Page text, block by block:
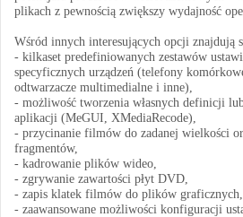
plikach z pewnością zwiększy wydajność
Wśród innych interesujących opcji znajdują
- kilkaset predefiniowanych zestawów
specyficznych urządzeń (telefony
odtwarzacze multimedialne i inne),
- możliwość tworzenia własnych definicji
aplikacji (MeGUI, XMediaRecode),
- przycinanie filmów do zadanej wielkości
fragmentów,
- kadrowanie plików wideo,
- zgrywanie zawartości płyt DVD,
- zapis klatek filmów do plików graficznych,
- zaawansowane możliwości konfiguracji